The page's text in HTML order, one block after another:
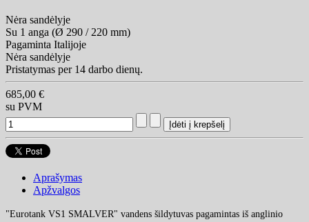
Nėra sandėlyje
Su 1 anga (Ø 290 / 220 mm)
Pagaminta Italijoje
Nėra sandėlyje
Pristatymas per 14 darbo dienų.
685,00 €
su PVM
Aprašymas
Apžvalgos
"Eurotank VS1 SMALVER" vandens šildytuvas pagamintas iš anglinio